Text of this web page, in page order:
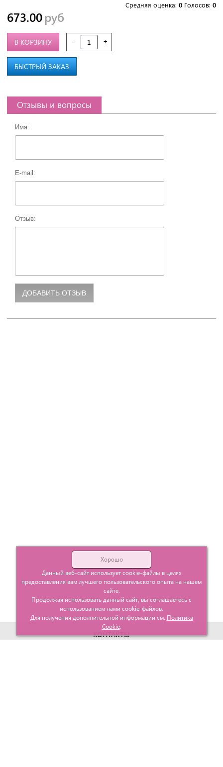
Средняя оценка: 0 Голосов: 0
673.00руб
- +
В КОРЗИНУ
БЫСТРЫЙ ЗАКАЗ
Отзывы и вопросы
Имя:
E-mail:
Отзыв:
КОНТАКТЫ
Хорошо
Данный веб-сайт использует cookie-файлы в целях
предоставления вам лучшего пользовательского опыта на нашем
сайте.
Продолжая использовать данный сайт, вы соглашаетесь с
использованием нами cookie-файлов.
Для получения дополнительной информации см. Политика
Cookie.